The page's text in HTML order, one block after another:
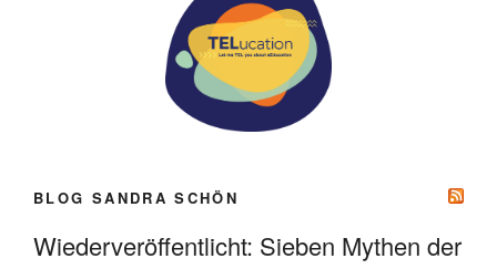
BLOG SANDRA SCHÖN
Wiederveröffentlicht: Sieben Mythen der